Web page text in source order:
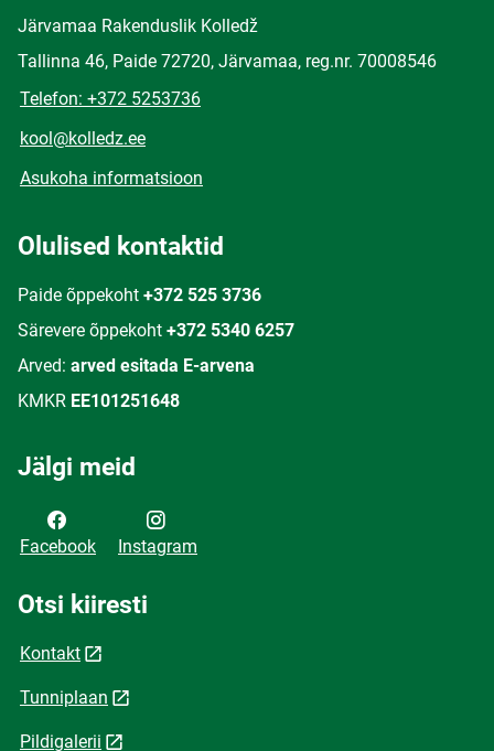
Järvamaa Rakenduslik Kolledž
Tallinna 46, Paide 72720, Järvamaa, reg.nr. 70008546
Telefon: +372 5253736
kool@kolledz.ee
Asukoha informatsioon
Olulised kontaktid
Paide õppekoht +372 525 3736
Särevere õppekoht +372 5340 6257
Arved: arved esitada E-arvena
KMKR EE101251648
Jälgi meid
Facebook Instagram
Otsi kiiresti
Kontakt
Tunniplaan
Pildigalerii